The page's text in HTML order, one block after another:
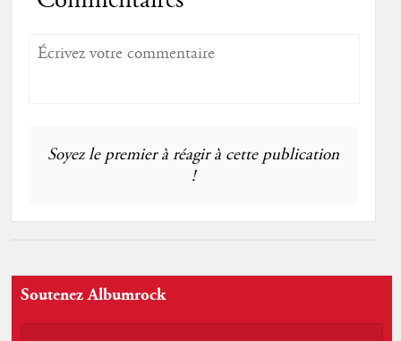
Soyez le premier à réagir à cette publication
!
Soutenez Albumrock